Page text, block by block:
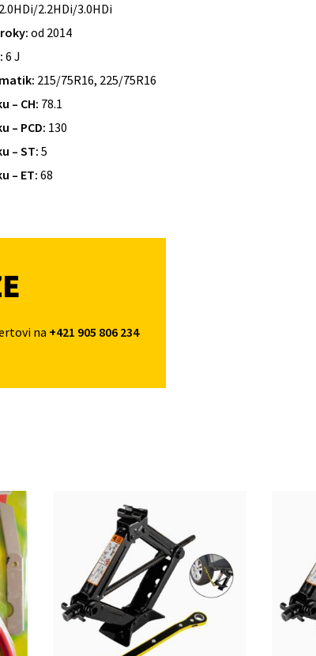
2.0HDi/2.2HDi/3.0HDi
od 2014
6 J
215/75R16, 225/75R16
– CH: 78.1
– PCD: 130
– ST: 5
– ET: 68
na +421 905 806 234